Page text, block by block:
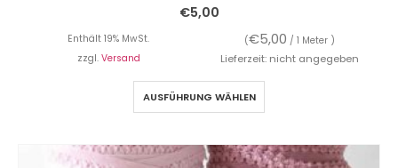
€5,00
Enthält 19% MwSt. (€5,00 / 1 Meter )
zzgl. Versand Lieferzeit: nicht angegeben
AUSFÜHRUNG WÄHLEN